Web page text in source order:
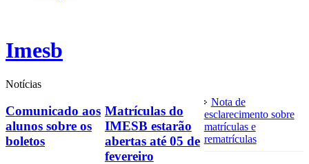
Imesb
Notícias
Comunicado aos
alunos sobre os
boletos
Matrículas do
IMESB estarão
abertas até 05 de
fevereiro
Nota de
esclarecimento sobre
matrículas e
rematrículas